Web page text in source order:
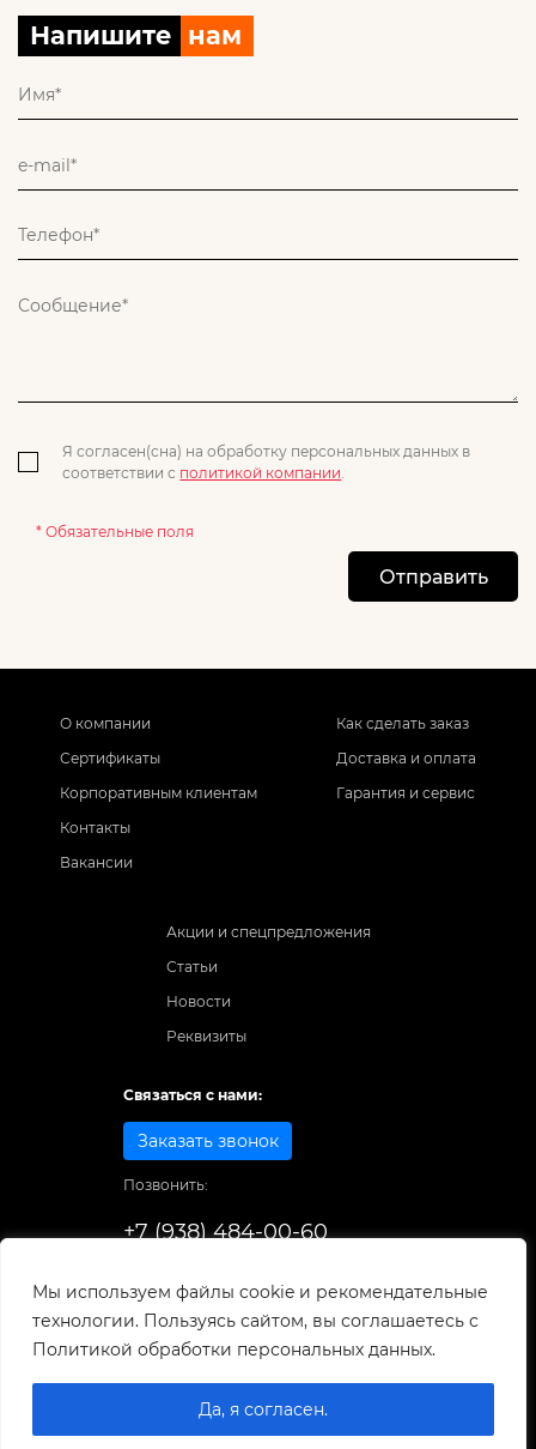
Мы используем файлы cookie и рекомендательные
технологии. Пользуясь сайтом, вы соглашаетесь с
Политикой обработки персональных данных.
Да, я согласен.
Напишите нам
Я согласен(сна) на обработку персональных данных в
соответствии с политикой компании
* Обязательные поля
Отправить
О компании
Сертификаты
Корпоративным клиентам
Контакты
Вакансии
Как сделать заказ
Доставка и оплата
Гарантия и сервис
Акции и спецпредложения
Статьи
Новости
Реквизиты
Связаться с нами:
Заказать звонок
Позвонить:
+7 (938) 484-00-60
© 1998-2026
0